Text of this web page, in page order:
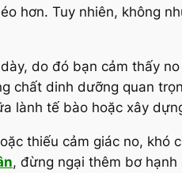
hơn. Tuy nhiên, không
do đó bạn cảm thấy
chất dinh dưỡng quan
lành tế bào hoặc xây
thiếu cảm giác no, khó
, đừng ngại thêm bơ